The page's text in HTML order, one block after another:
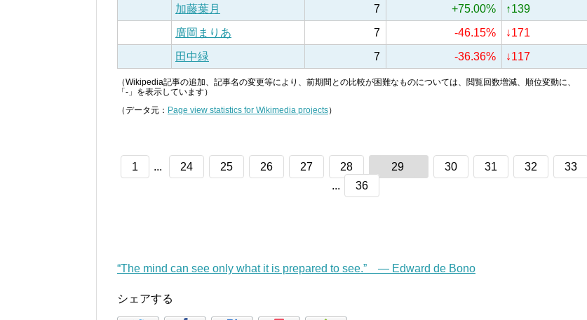
加藤葉月
7 +75.00%
↑139
廣岡まりあ
7 -46.15%
↓171
田中緑
7 -36.36% ↓117
（Wikipedia記事の追加、記事名の変更等により、前期間との比較が困難なものについては、閲覧回数増減、順位変動に、
「-」を表示しています）
（データ元： Page view statistics for Wikimedia projects）
1 ... 24 25 26 27 28 29 30 31 32
33
...
36
“The mind can see only what it is prepared to see.” — Edward de Bono
シェアする